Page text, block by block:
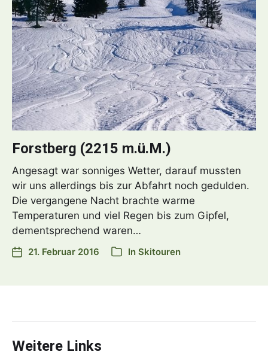
Forstberg (2215 m.ü.M.)
Angesagt war sonniges Wetter, darauf mussten
wir uns allerdings bis zur Abfahrt noch gedulden.
Die vergangene Nacht brachte warme
Temperaturen und viel Regen bis zum Gipfel,
dementsprechend waren…
21. Februar 2016 In Skitouren
Weitere Links